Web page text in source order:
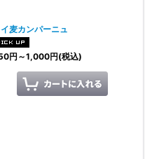
麦カンパーニュ
円 ～1,000円(税込)